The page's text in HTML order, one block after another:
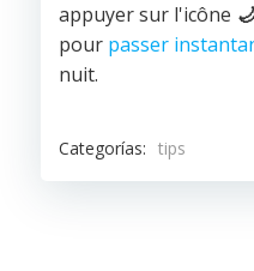
appuyer sur l'icône 🌙
pour passer
nuit.
Categorías: tips